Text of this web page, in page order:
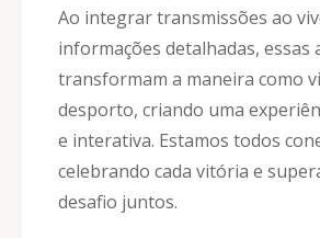
Ao integrar transmissões ao
informações detalhadas, essas
transformam a maneira como
desporto, criando uma
e interativa. Estamos todos
celebrando cada vitória e
desafio juntos.